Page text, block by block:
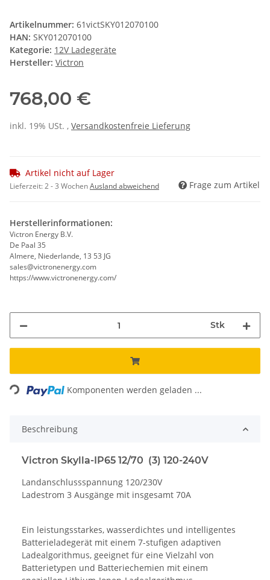
Artikelnummer: 61victSKY012070100
HAN: SKY012070100
Kategorie: 12V Ladegeräte
Hersteller: Victron
768,00 €
inkl. 19% USt. , Versandkostenfreie Lieferung
Artikel nicht auf Lager
Lieferzeit:2 - 3 WochenAusland abweichend Frage zum Artikel
Herstellerinformationen:
Victron Energy B.V.
De Paal 35
Almere, Niederlande, 13 53 JG
sales@victronenergy.com
https://www.victronenergy.com/
Stk
Loading... Komponenten werden geladen ...
Beschreibung
Victron Skylla-IP65 12/70 (3) 120-240V
Landanschlussspannung 120/230V
Ladestrom 3 Ausgänge mit insgesamt 70A
Ein leistungsstarkes, wasserdichtes und intelligentes
Batterieladegerät mit einem 7-stufigen adaptiven
Ladealgorithmus, geeignet für eine Vielzahl von
Batterietypen und Batteriechemien mit einem